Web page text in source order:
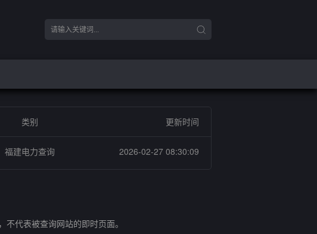
类别 更新时间
福建电力查询 2026-02-27 08:30:09
代表被查询网站的即时页面。